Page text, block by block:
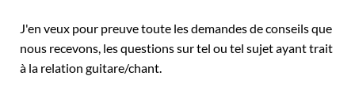
J'en veux pour preuve toute les demandes de conseils que
nous recevons, les questions sur tel ou tel sujet ayant trait
à la relation guitare/chant.